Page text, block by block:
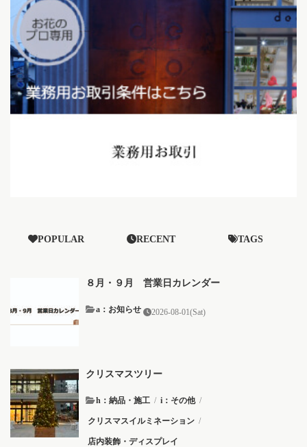
POPULAR RECENT TAGS
８月・９月 営業日カレンダー
a：お知らせ 2026-08-01(Sat)
クリスマスツリー
h：納品・施工 / i：その他 /
クリスマスイルミネーション /
店内装飾・ディスプレイ